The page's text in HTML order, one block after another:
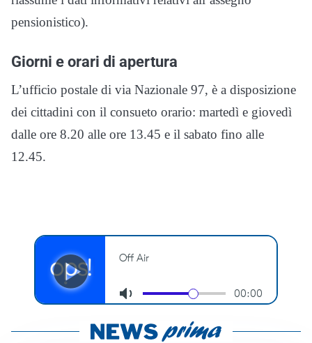
pensionistico).
Giorni e orari di apertura
L’ufficio postale di via Nazionale 97, è a disposizione
dei cittadini con il consueto orario: martedì e giovedì
dalle ore 8.20 alle ore 13.45 e il sabato fino alle
12.45.